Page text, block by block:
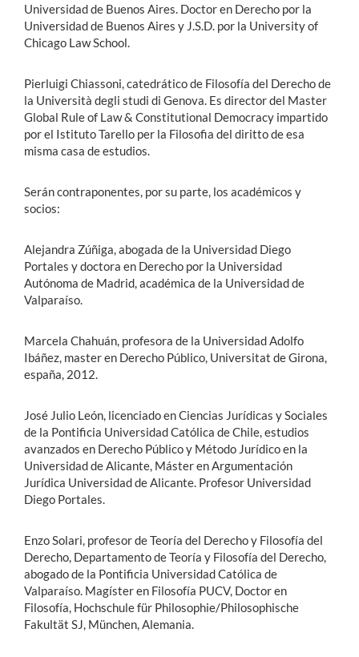
Universidad de Buenos Aires. Doctor en Derecho por la
Universidad de Buenos Aires y J.S.D. por la University of
Chicago Law School.
Pierluigi Chiassoni, catedrático de Filosofía del Derecho de
la Università degli studi di Genova. Es director del Master
Global Rule of Law & Constitutional Democracy impartido
por el Istituto Tarello per la Filosofia del diritto de esa
misma casa de estudios.
​Serán contraponentes​, por su parte, los académicos y
socios:
Alejandra Zúñiga, abogada de la Universidad Diego
Portales y doctora en Derecho por la Universidad
Autónoma de Madrid, académica de la Universidad de
Valparaíso.
Marcela Chahuán, profesora de la Universidad Adolfo
Ibáñez, master en Derecho Público, Universitat de Girona,
españa, 2012.
José Julio León, licenciado en Ciencias Jurídicas y Sociales
de la Pontificia Universidad Católica de Chile, estudios
avanzados en Derecho Público y Método Jurídico en la
Universidad de Alicante, Máster en Argumentación
Jurídica Universidad de Alicante. Profesor Universidad
Diego Portales.
Enzo Solari, profesor de Teoría del Derecho y Filosofía del
Derecho, Departamento de Teoría y Filosofía del Derecho,
abogado de la Pontificia Universidad Católica de
Valparaíso. Magíster en Filosofía PUCV, Doctor en
Filosofía, Hochschule für Philosophie/Philosophische
Fakultät SJ, München, Alemania.